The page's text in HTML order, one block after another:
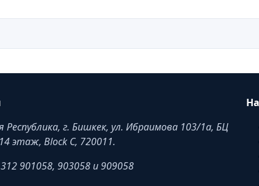
Республика, г. Бишкек, ул. Ибраимова 103/1a, БЦ
этаж, Block C, 720011.
901058, 903058 и 909058